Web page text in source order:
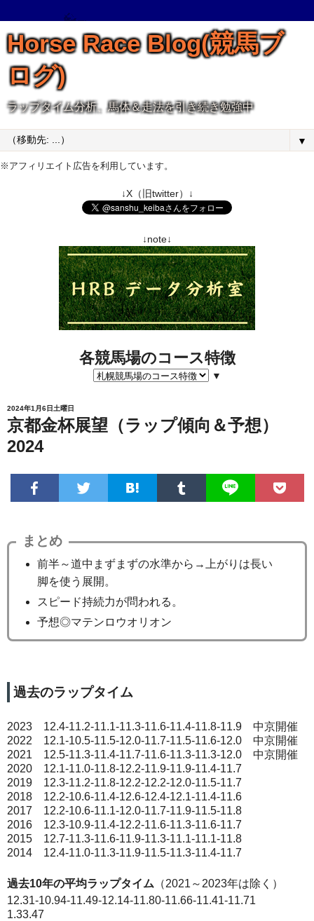
Horse Race Blog(競馬ブ
ログ)
ラップタイム分析、馬体＆走法を引き続き勉強中
▼
※アフィリエイト広告を利用しています。
↓X（旧twitter）↓
↓note↓
各競馬場のコース特徴
▼
2024年1月6日土曜日
京都金杯展望（ラップ傾向＆予想）
2024
まとめ
前半～道中まずまずの水準から→上がりは長い
脚を使う展開。
スピード持続力が問われる。
予想◎マテンロウオリオン
過去のラップタイム
2023 12.4-11.2-11.1-11.3-11.6-11.4-11.8-11.9 中京開催
2022 12.1-10.5-11.5-12.0-11.7-11.5-11.6-12.0 中京開催
2021 12.5-11.3-11.4-11.7-11.6-11.3-11.3-12.0 中京開催
2020 12.1-11.0-11.8-12.2-11.9-11.9-11.4-11.7
2019 12.3-11.2-11.8-12.2-12.2-12.0-11.5-11.7
2018 12.2-10.6-11.4-12.6-12.4-12.1-11.4-11.6
2017 12.2-10.6-11.1-12.0-11.7-11.9-11.5-11.8
2016 12.3-10.9-11.4-12.2-11.6-11.3-11.6-11.7
2015 12.7-11.3-11.6-11.9-11.3-11.1-11.1-11.8
2014 12.4-11.0-11.3-11.9-11.5-11.3-11.4-11.7
過去10年の平均ラップタイム （2021～2023年は除く）
12.31-10.94-11.49-12.14-11.80-11.66-11.41-11.71
1.33.47